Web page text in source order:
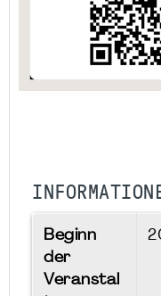
Beginn
der
Veranstal